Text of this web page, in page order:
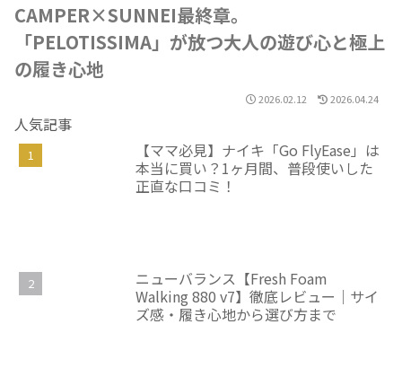
CAMPER×SUNNEI最終章。
「PELOTISSIMA」が放つ大人の遊び心と極上
の履き心地
2026.02.12 2026.04.24
人気記事
【ママ必見】ナイキ「Go FlyEase」は
本当に買い？1ヶ月間、普段使いした
正直な口コミ！
ニューバランス【Fresh Foam
Walking 880 v7】徹底レビュー｜サイ
ズ感・履き心地から選び方まで